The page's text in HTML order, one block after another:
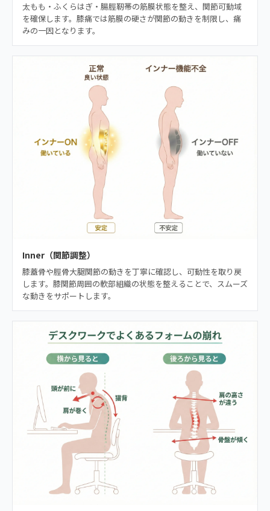
太もも・ふくらはぎ・腸脛靭帯の筋膜状態を整え、関節可動域
を確保します。膝痛では筋膜の硬さが関節の動きを制限し、痛
みの一因となります。
Inner（関節調整）
膝蓋骨や脛骨大腿関節の動きを丁寧に確認し、可動性を取り戻
します。膝関節周囲の軟部組織の状態を整えることで、スムーズ
な動きをサポートします。